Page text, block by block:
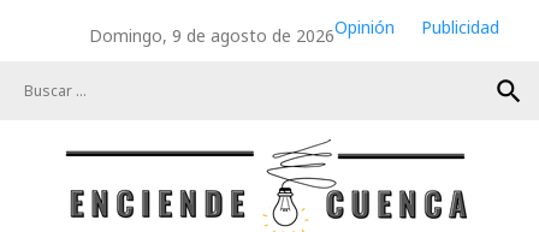
Domingo, 9 de agosto de 2026Opinión
Publicidad
search